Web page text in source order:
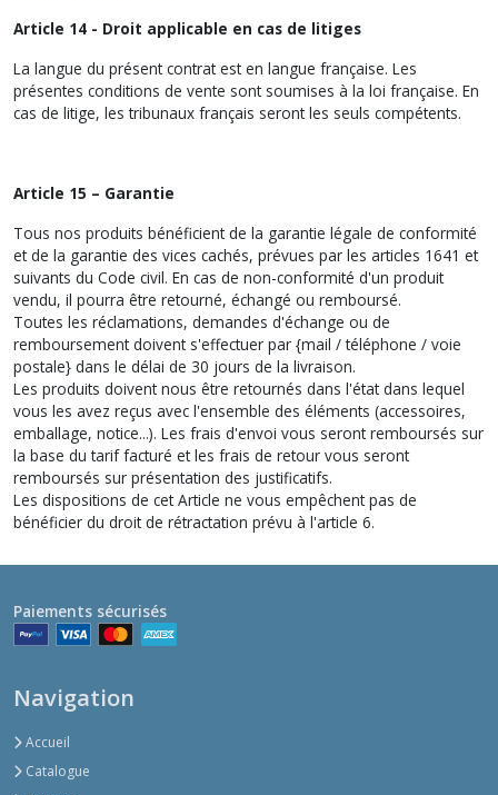
Article 14 - Droit applicable en cas de litiges
La langue du présent contrat est en langue française. Les
présentes conditions de vente sont soumises à la loi française. En
cas de litige, les tribunaux français seront les seuls compétents.
Article 15 – Garantie
Tous nos produits bénéficient de la garantie légale de conformité
et de la garantie des vices cachés, prévues par les articles 1641 et
suivants du Code civil. En cas de non-conformité d'un produit
vendu, il pourra être retourné, échangé ou remboursé.
Toutes les réclamations, demandes d'échange ou de
remboursement doivent s'effectuer par {mail / téléphone / voie
postale} dans le délai de 30 jours de la livraison.
Les produits doivent nous être retournés dans l'état dans lequel
vous les avez reçus avec l'ensemble des éléments (accessoires,
emballage, notice...). Les frais d'envoi vous seront remboursés sur
la base du tarif facturé et les frais de retour vous seront
remboursés sur présentation des justificatifs.
Les dispositions de cet Article ne vous empêchent pas de
bénéficier du droit de rétractation prévu à l'article 6.
Paiements sécurisés
Navigation
Accueil
Catalogue